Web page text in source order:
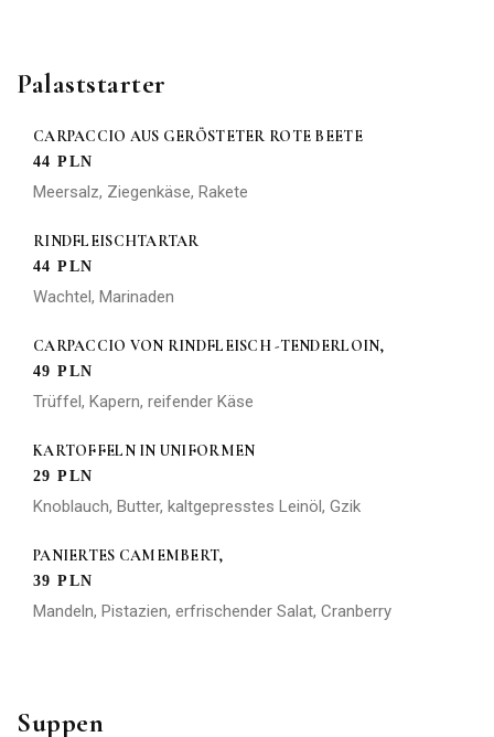
Palaststarter
CARPACCIO AUS GERÖSTETER ROTE BEETE
44 PLN
Meersalz, Ziegenkäse, Rakete
RINDFLEISCHTARTAR
44 PLN
Wachtel, Marinaden
CARPACCIO VON RINDFLEISCH -TENDERLOIN,
49 PLN
Trüffel, Kapern, reifender Käse
KARTOFFELN IN UNIFORMEN
29 PLN
Knoblauch, Butter, kaltgepresstes Leinöl, Gzik
PANIERTES CAMEMBERT,
39 PLN
Mandeln, Pistazien, erfrischender Salat, Cranberry
Suppen